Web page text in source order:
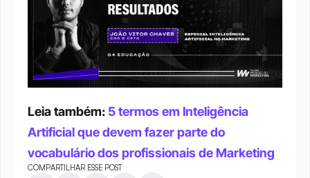
Leia também: 5 termos em Inteligência
Artificial que devem fazer parte do
vocabulário dos profissionais de Marketing
COMPARTILHAR ESSE POST